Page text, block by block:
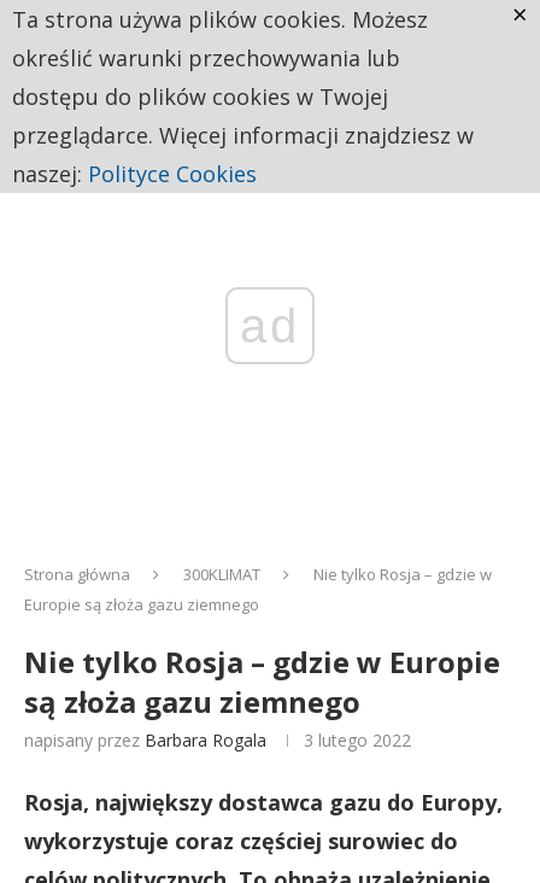
ad
Strona główna 300KLIMAT
Nie tylko Rosja – gdzie w
Europie są złoża gazu ziemnego
Nie tylko Rosja – gdzie w Europie
są złoża gazu ziemnego
napisany przez Barbara Rogala 3 lutego 2022
Rosja, największy dostawca gazu do Europy,
wykorzystuje coraz częściej surowiec do
Ta strona używa plików cookies. Możesz
określić warunki przechowywania lub
dostępu do plików cookies w Twojej
przeglądarce. Więcej informacji znajdziesz w
naszej: Polityce Cookies
×